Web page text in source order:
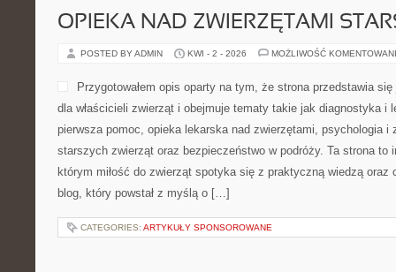
OPIEKA NAD ZWIERZĘTAMI
POSTED BY ADMIN KWI - 2 - 2026 MOŻLIWOŚĆ
Przygotowałem opis oparty na tym, że strona przedstawia
dla właścicieli zwierząt i obejmuje tematy takie jak diagnostyka i
pierwsza pomoc, opieka lekarska nad zwierzętami, psychologia i
starszych zwierząt oraz bezpieczeństwo w podróży. Ta strona to
którym miłość do zwierząt spotyka się z praktyczną wiedzą oraz
blog, który powstał z myślą o […]
CATEGORIES: ARTYKUŁY SPONSOROWANE